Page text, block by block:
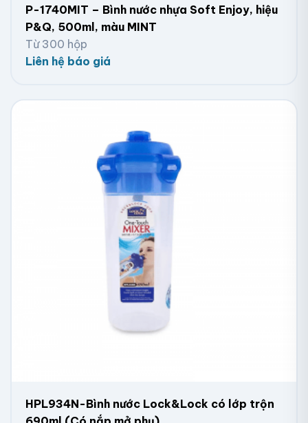
P-1740MIT – Bình nước nhựa Soft Enjoy, hiệu
P&Q, 500ml, màu MINT
Từ 300 hộp
Liên hệ báo giá
HPL934N-Bình nước Lock&Lock có lớp trộn